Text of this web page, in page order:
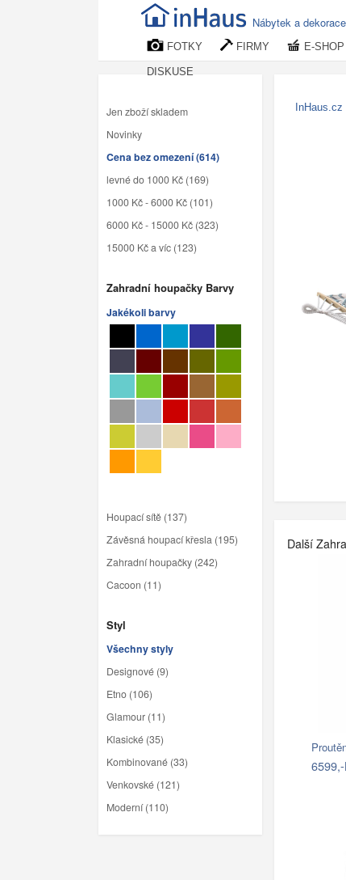
Nábytek a dekorace
FOTKY FIRMY E-SHOP
DISKUSE
Jen zboží skladem
Novinky
Cena bez omezení (614)
levné do 1000 Kč (169)
1000 Kč - 6000 Kč (101)
6000 Kč - 15000 Kč (323)
15000 Kč a víc (123)
Zahradní houpačky Barvy
Jakékoli barvy
Houpací sítě (137)
Závěsná houpací křesla (195)
Zahradní houpačky (242)
Cacoon (11)
Styl
Všechny styly
Designové (9)
Etno (106)
Glamour (11)
Klasické (35)
Kombinované (33)
Venkovské (121)
Moderní (110)
InHaus.cz
Další